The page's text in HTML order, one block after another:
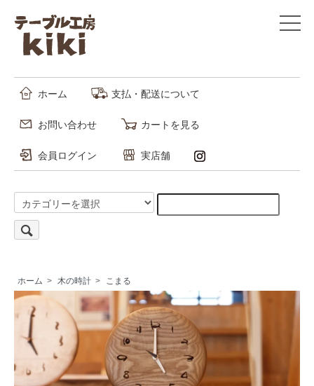
ホーム 支払・配送について
お問い合わせ カートを見る
会員ログイン 実店舗
ホーム > 木の時計 > こまる